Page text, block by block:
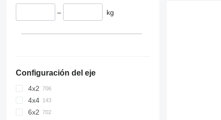
– kg
Configuración del eje
4x2
4x4
6x2